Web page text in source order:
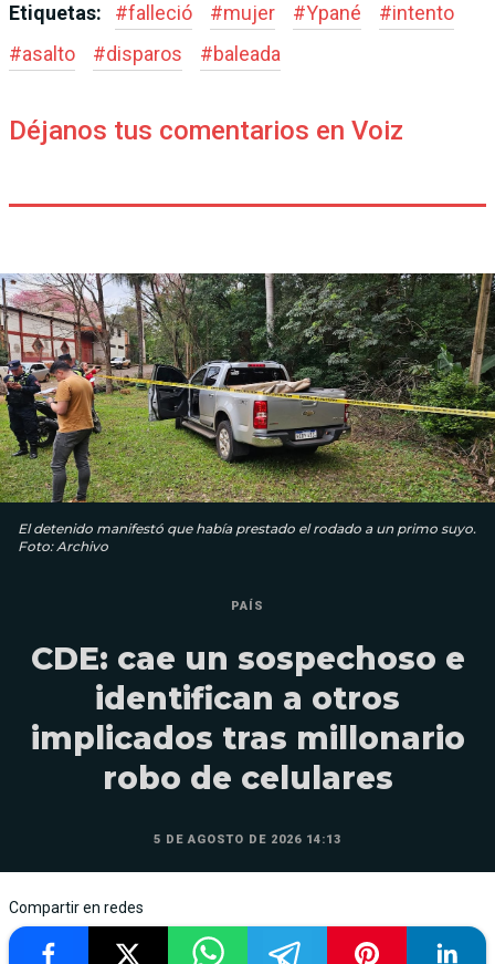
Etiquetas: #falleció #mujer #Ypané #intento
#asalto #disparos #baleada
Déjanos tus comentarios en Voiz
El detenido manifestó que había prestado el rodado a un primo suyo.
Foto: Archivo
PAÍS
CDE: cae un sospechoso e
identifican a otros
implicados tras millonario
robo de celulares
5 DE AGOSTO DE 2026 14:13
Compartir en redes